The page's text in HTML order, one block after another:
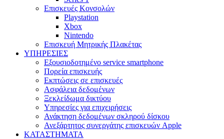
Επισκευές Κονσολών
Playstation
Xbox
Nintendo
Επισκευή Μητρικής Πλακέτας
YΠΗΡΕΣΙΕΣ
Εξουσιοδοτημένο service smartphone
Πορεία επισκευής
Εκπτώσεις σε επισκευές
Ασφάλεια δεδομένων
Ξεκλείδωμα δικτύου
Υπηρεσίες για επιχειρήσεις
Ανάκτηση δεδομένων σκληρού δίσκου
Ανεξάρτητος συνεργάτης επισκευών Apple
ΚΑΤΑΣΤΗΜΑΤΑ